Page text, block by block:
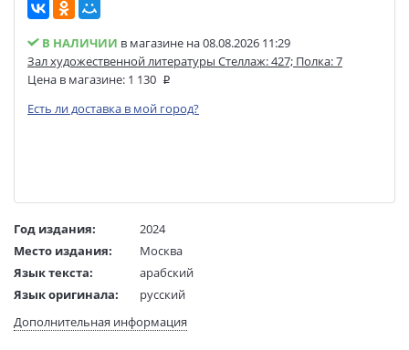
В НАЛИЧИИ в магазине на 08.08.2026 11:29
Зал художественной литературы Стеллаж: 427; Полка: 7
Цена в магазине: 1 130
Есть ли доставка в мой город?
Год издания:
2024
Место издания:
Москва
Язык текста:
арабский
Язык оригинала:
русский
Перевод:
Дополнительная информация